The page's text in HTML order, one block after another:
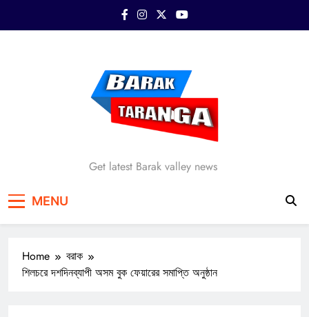
Barak Taranga
Get latest Barak valley news
MENU
Home
বরাক
শিলচরে দশদিনব্যাপী অসম বুক ফেয়ারের সমাপ্তি অনুষ্ঠান